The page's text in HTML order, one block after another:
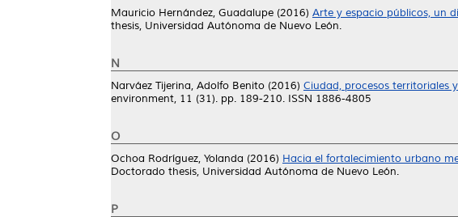
Mauricio Hernández, Guadalupe (2016) Arte y espacio públicos, un
thesis, Universidad Autónoma de Nuevo León.
N
Narváez Tijerina, Adolfo Benito (2016) Ciudad, procesos territoriales
environment, 11 (31). pp. 189-210. ISSN 1886-4805
O
Ochoa Rodríguez, Yolanda (2016) Hacia el fortalecimiento urbano
Doctorado thesis, Universidad Autónoma de Nuevo León.
P